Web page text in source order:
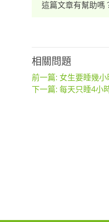
這篇文章有幫助嗎
相關問題
前一篇: 女生要睡幾小
下一篇: 每天只睡4小